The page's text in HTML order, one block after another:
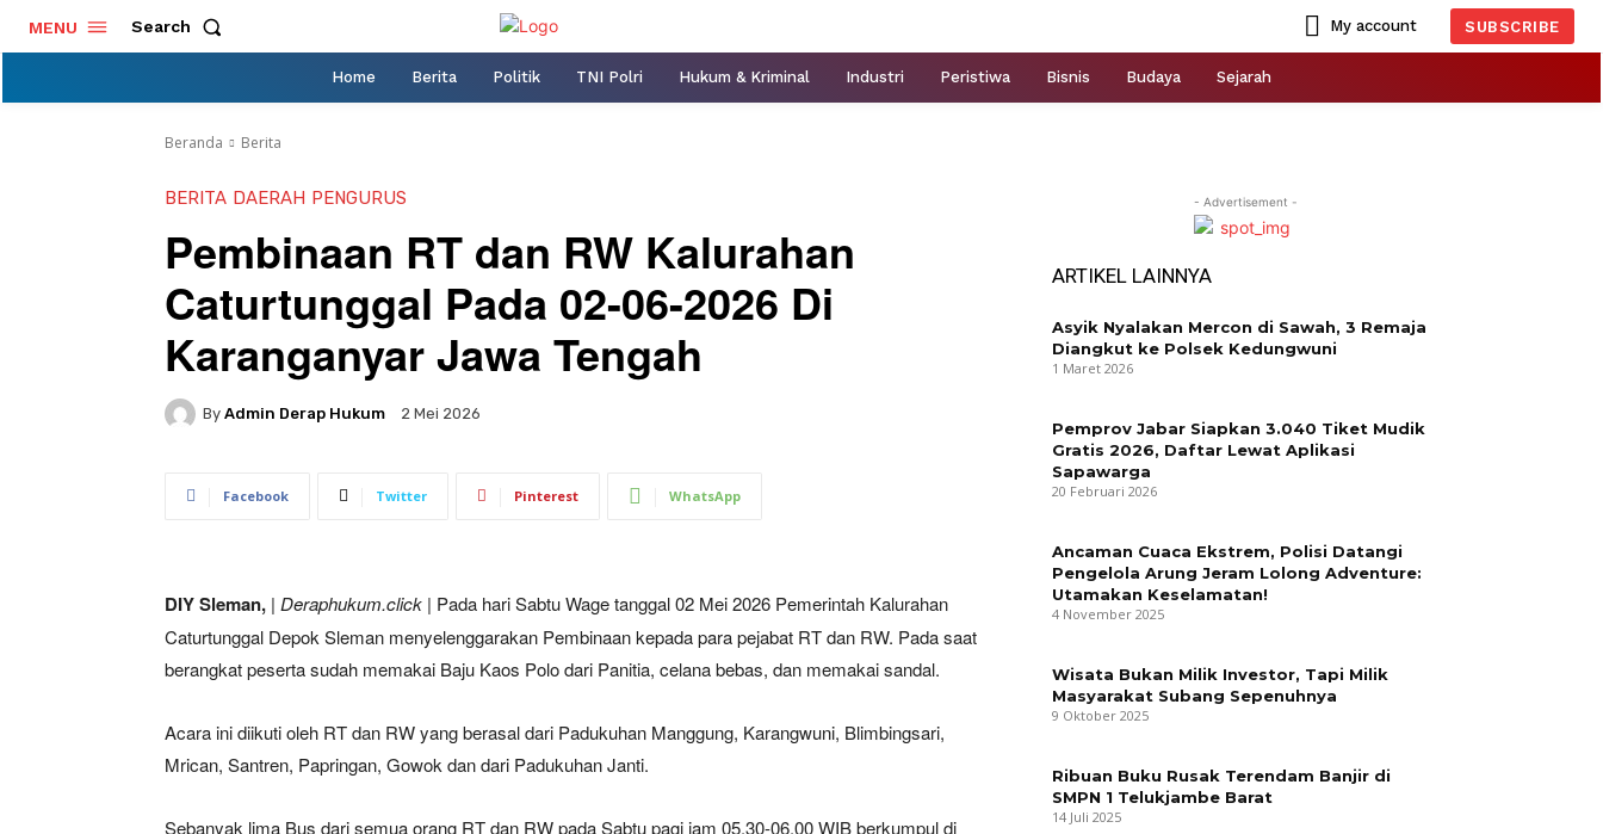
MENU Search My account SUBSCRIBE
Home Berita Politik TNI Polri Hukum & Kriminal Industri Peristiwa Bisnis Budaya Sejarah
Beranda Berita
BERITA DAERAH PENGURUS
Pembinaan RT dan RW Kalurahan
Caturtunggal Pada 02-06-2026 Di
Karanganyar Jawa Tengah
By Admin Derap Hukum 2 Mei 2026
Facebook Twitter Pinterest WhatsApp
DIY Sleman, | Deraphukum.click | Pada hari Sabtu Wage tanggal 02 Mei 2026 Pemerintah Kalurahan
Caturtunggal Depok Sleman menyelenggarakan Pembinaan kepada para pejabat RT dan RW. Pada saat
berangkat peserta sudah memakai Baju Kaos Polo dari Panitia, celana bebas, dan memakai sandal.
Acara ini diikuti oleh RT dan RW yang berasal dari Padukuhan Manggung, Karangwuni, Blimbingsari,
Mrican, Santren, Papringan, Gowok dan dari Padukuhan Janti.
Sebanyak lima Bus dari semua orang RT dan RW pada Sabtu pagi jam 05.30-06.00 WIB berkumpul di
- Advertisement -
ARTIKEL LAINNYA
Asyik Nyalakan Mercon di Sawah, 3 Remaja
Diangkut ke Polsek Kedungwuni
1 Maret 2026
Pemprov Jabar Siapkan 3.040 Tiket Mudik
Gratis 2026, Daftar Lewat Aplikasi
Sapawarga
20 Februari 2026
Ancaman Cuaca Ekstrem, Polisi Datangi
Pengelola Arung Jeram Lolong Adventure:
Utamakan Keselamatan!
4 November 2025
Wisata Bukan Milik Investor, Tapi Milik
Masyarakat Subang Sepenuhnya
9 Oktober 2025
Ribuan Buku Rusak Terendam Banjir di
SMPN 1 Telukjambe Barat
14 Juli 2025